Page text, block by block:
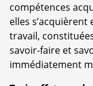
compétences
elles
travail,
savoir-faire et
immédiatement